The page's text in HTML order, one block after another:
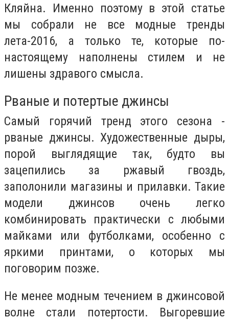
Кляйна. Именно поэтому в этой статье
мы собрали не все модные тренды
лета-2016, а только те, которые по-
настоящему наполнены стилем и не
лишены здравого смысла.
Рваные и потертые джинсы
Самый горячий тренд этого сезона -
рваные джинсы. Художественные дыры,
порой выглядящие так, будто вы
зацепились за ржавый гвоздь,
заполонили магазины и прилавки. Такие
модели джинсов очень легко
комбинировать практически с любыми
майками или футболками, особенно с
яркими принтами, о которых мы
поговорим позже.
Не менее модным течением в джинсовой
волне стали потертости. Выгоревшие